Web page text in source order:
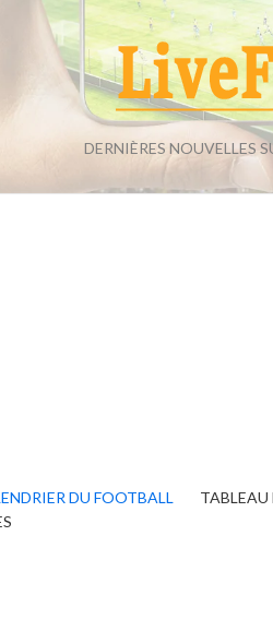
DERNIÈRES NOUVELLES
DU FOOTBALL
TABLEAU